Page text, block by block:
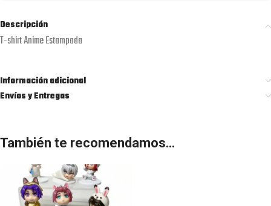
Descripción
T-shirt Anime Estampada
Información adicional
Envíos y Entregas
También te recomendamos…